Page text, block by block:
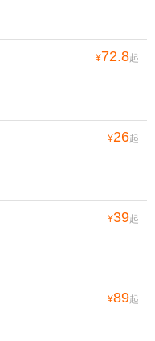
¥72.8起
¥26起
¥39起
¥89起